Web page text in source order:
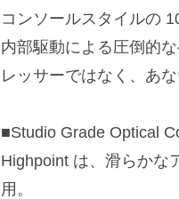
コンソールスタイルの
内部駆動による圧倒的
レッサーではなく、あ
■Studio Grade Optical
Highpoint は、滑らかな
用。